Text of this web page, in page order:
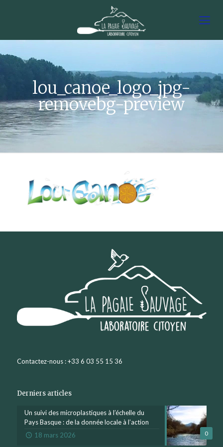
lou_canoe_logo_jpg-
removebg-preview
Contactez-nous : +33 6 03 55 15 36
Derniers articles
0
Un suivi des microplastiques à l’échelle du
Pays Basque : de la donnée locale à l’action
18 mars 2026